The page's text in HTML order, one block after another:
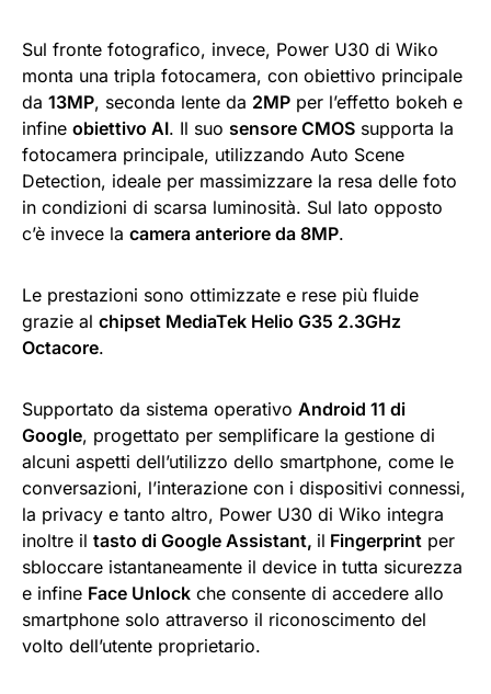
Sul fronte fotografico, invece, Power U30 di Wiko
monta una tripla fotocamera, con obiettivo principale
da 13MP, seconda lente da 2MP per l’effetto bokeh e
infine obiettivo AI. Il suo sensore CMOS supporta la
fotocamera principale, utilizzando Auto Scene
Detection, ideale per massimizzare la resa delle foto
in condizioni di scarsa luminosità. Sul lato opposto
c’è invece la camera anteriore da 8MP.
Le prestazioni sono ottimizzate e rese più fluide
grazie al chipset MediaTek Helio G35 2.3GHz
Octacore.
Supportato da sistema operativo Android 11 di
Google, progettato per semplificare la gestione di
alcuni aspetti dell’utilizzo dello smartphone, come le
conversazioni, l’interazione con i dispositivi connessi,
la privacy e tanto altro, Power U30 di Wiko integra
inoltre il tasto di Google Assistant, il Fingerprint per
sbloccare istantaneamente il device in tutta sicurezza
e infine Face Unlock che consente di accedere allo
smartphone solo attraverso il riconoscimento del
volto dell’utente proprietario.